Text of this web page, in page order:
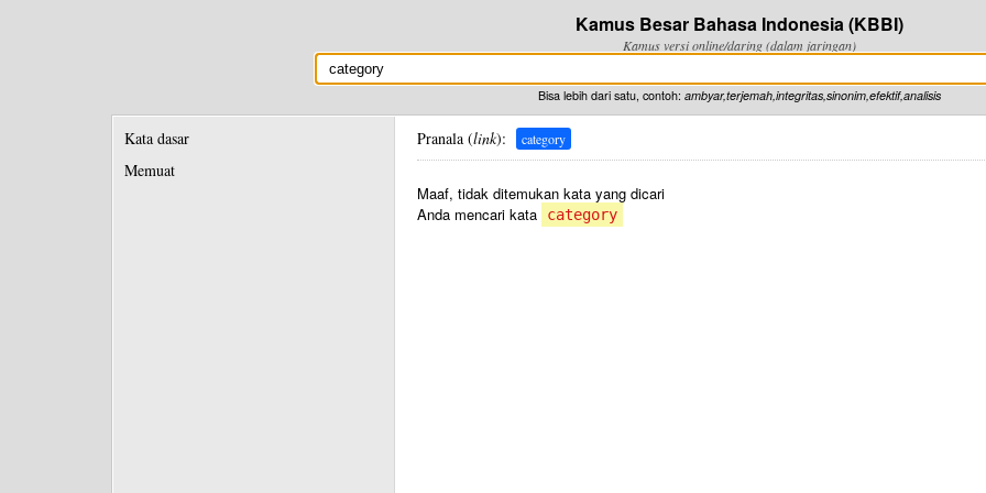
Kamus Besar Bahasa Indonesia (KBBI)
Kamus versi online/daring (dalam jaringan)
Bisa lebih dari satu, contoh: ambyar,terjemah,integritas,sinonim,efektif,analisis
Kata dasar
Memuat
Pranala (link): category
Maaf, tidak ditemukan kata yang dicari
Anda mencari kata
category